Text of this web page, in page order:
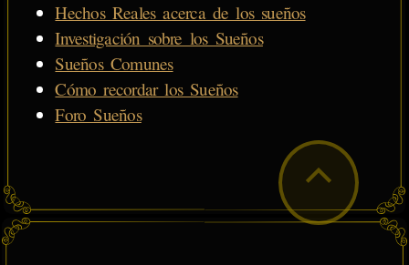
Hechos Reales acerca de los sueños
Investigación sobre los Sueños
Sueños Comunes
Cómo recordar los Sueños
Foro Sueños